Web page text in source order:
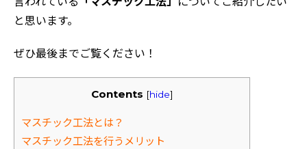
と思います。
ぜひ最後までご覧ください！
Contents [hide]
マスチック工法とは？
マスチック工法を行うメリット